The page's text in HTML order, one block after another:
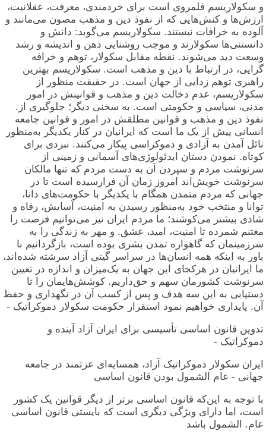
و سکولاریسم قلمروی است برای خردمندی، معرفت، عقلانیت،
ارزش‌ها و کنش‌هایی که از نفوذ دین و مذهب مصون می‌مانند و
آلوده به خرافات نیستند. سکولاریسم می‌گوید: دانش و
دانستنی‌ها سکولارند و موجب روشنایی ذهن و اندیشه و رشد
وسعت دید می‌شوند. نقطه مقابل سکولار، توهم و خرافه
گرایی، در ارتباط با دین و مذهب است. سکولاریسم بهترین
راهبری توهم زدایی از جهان است. در حقیقت منظور از
سکولاریسم، عدم دخالت دین و مذهب و قوانینش در امور
مدنی، سیاسی و حکومتی است. به سخنی دیگر؛ جلوگیری از.
نفوذ دین و مذهب و قوانین مطلقش در امور و قوانین جامعه
انسانی پیش از یک ما است که ایرانیان در کنار یکدیگر به‌منظور
نائل آمدن به آزادی و دموکراسی پیکار می‌کنند. نبردی برای
کوتاه. نمودن دستان ایدئولوژی‌های آسمانی و زمینی از
سرنوشت مردم و سپردن آن به دست مردم که تنها مالکان
سرنوشت خویش‌اند امروز زمان آن فرارسیده است تا در
جهانی که مردم متمدن همگام با یکدیگر با حکومت‌های دانا،
توانا و منتخب خود به‌منظور رسیدن به امنیت، آسایش، رفاه و
شادی بیشتر می‌کوشند؛ ما مردم ایران نیز می‌توانیم فرصت را
مغتنم شمرده تا امنیت، امید، عشق. و مهر به زندگی را به
سرزمینمان که گاهواره تمدن بشری بوده است، بازگردانیم با
باور به اینکه همه انسان‌ها در سراسر گیتی آزاد سرشته شده‌اند،
ما ایرانیان در هرکجای این جهان به یک‌میزان و اندازه در تعیین
سرنوشت کشورمان سهم و حق‌داریم. کوشش‌هایمان را تا
دستیابی به این سه هدف و پس از کسب آن در نگهداری و حفظ
آن. پایداری خواهیم نمود استقرار حکومت سکولار دموکراتیک -
تدوین قانون اساسی تأسیسی برای ایران آزاد آینده و
دموکراتیک -
ایران سکولار دموکراتیک آزاد، همسایه‌ای عزتمند در جامعه
جهانی - عام الشمول بودن قانون اساسی
با توجه به این‌که قانون اساسی برتر از دیگر قوانین یک کشور
است، اما دارای ویژگی دیگری است که بایستی قانون اساسی
عام. الشمول باشد